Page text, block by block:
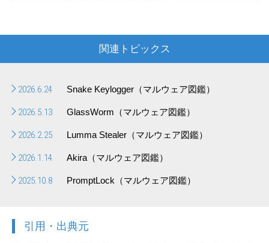
関連トピックス
2026.6.24 Snake Keylogger（マルウェア図鑑）
2026.5.13 GlassWorm（マルウェア図鑑）
2026.2.25 Lumma Stealer（マルウェア図鑑）
2026.1.14 Akira（マルウェア図鑑）
2025.10.8 PromptLock（マルウェア図鑑）
引用・出典元